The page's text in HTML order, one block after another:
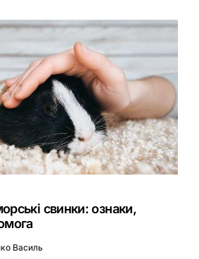
свинки: ознаки,
Василь